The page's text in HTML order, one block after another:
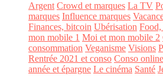
Argent Crowd et marques La TV
marques Influence marques
Finances, bitcoin Ubérisation Food,
mon mobile 1 Moi et mon mobile 2
consommation Veganisme Visions
Rentrée 2021 et conso Conso online
année et épargne Le cinéma Santé